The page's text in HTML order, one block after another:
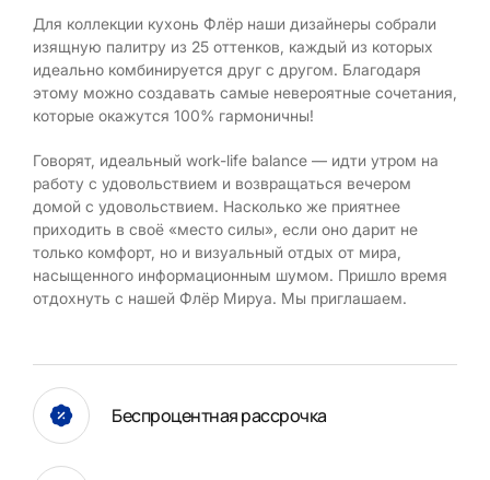
Для коллекции кухонь Флёр наши дизайнеры собрали
изящную палитру из 25 оттенков, каждый из которых
идеально комбинируется друг с другом. Благодаря
этому можно создавать самые невероятные сочетания,
которые окажутся 100% гармоничны!
Говорят, идеальный work-life balance — идти утром на
работу с удовольствием и возвращаться вечером
домой с удовольствием. Насколько же приятнее
приходить в своё «место силы», если оно дарит не
только комфорт, но и визуальный отдых от мира,
насыщенного информационным шумом. Пришло время
отдохнуть с нашей Флёр Мируа. Мы приглашаем.
Беспроцентная рассрочка